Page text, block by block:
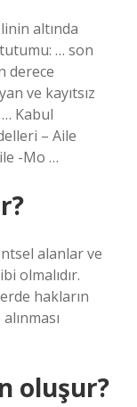
altında
… son
derece
ve kayıtsız
Kabul
– Aile
-Mo …
alanlar ve
olmalıdır.
hakların
oluşur?